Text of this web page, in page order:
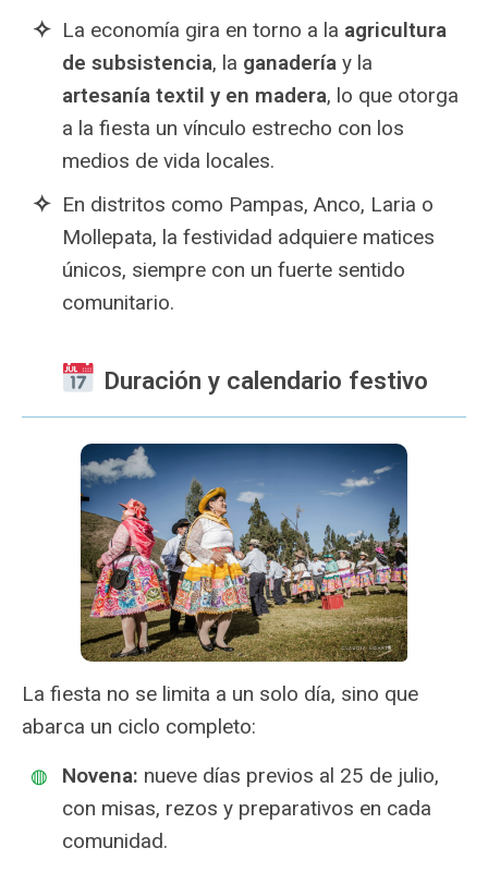
La economía gira en torno a la agricultura
de subsistencia, la ganadería y la
artesanía textil y en madera, lo que otorga
a la fiesta un vínculo estrecho con los
medios de vida locales.
En distritos como Pampas, Anco, Laria o
Mollepata, la festividad adquiere matices
únicos, siempre con un fuerte sentido
comunitario.
Duración y calendario festivo
La fiesta no se limita a un solo día, sino que
abarca un ciclo completo:
Novena: nueve días previos al 25 de julio,
con misas, rezos y preparativos en cada
comunidad.